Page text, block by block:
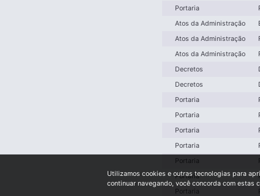
Portaria
Atos da Administração
Atos da Administração
Atos da Administração
Decretos
Decretos
Portaria
Portaria
Portaria
Portaria
Portaria
Portaria
Portaria
Utilizamos cookies e outras tecnologias para
continuar navegando, você concorda com estas